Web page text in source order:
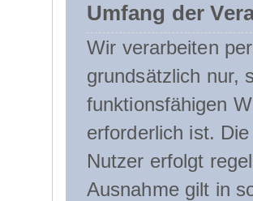
Umfang der
Wir verarbeiten
grundsätzlich nur,
funktionsfähigen
erforderlich ist.
Nutzer erfolgt
Ausnahme gilt in